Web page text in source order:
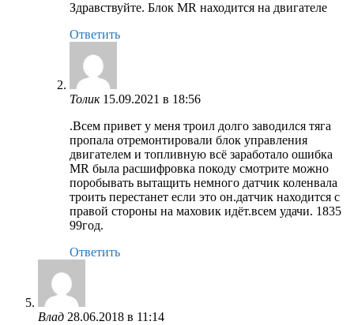
Здравствуйте. Блок MR находится на двигателе
Ответить
Толик 15.09.2021 в 18:56
.Всем привет у меня троил долго заводился тяга
пропала отремонтировали блок управления
двигателем и топливную всё заработало ошибка
МR была расшифровка покоду смотрите можно
поробывать вытащить немного датчик коленвала
троить перестанет если это он.датчик находится с
правой стороны на маховик идёт.всем удачи. 1835
99год.
Ответить
Влад 28.06.2018 в 11:14